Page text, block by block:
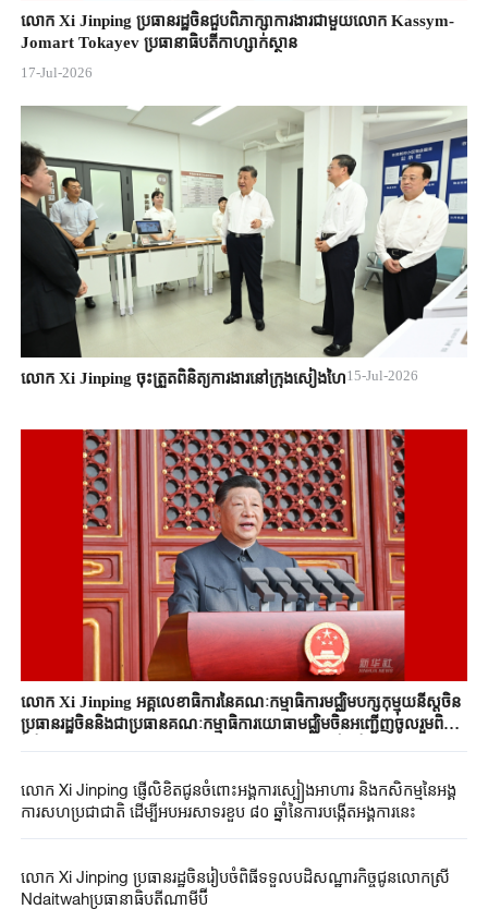
លោក Xi Jinping ប្រធានរដ្ឋចិន​ជួបពិភាក្សា​ការងារជាមួយ​លោក Kassym-
Jomart ​Tokayev ​ប្រធានាធិបតី​កាហ្សាក់ស្ថាន​
17-Jul-2026
លោក Xi Jinping ចុះត្រួតពិនិត្យការងារនៅក្រុងសៀងហៃ15-Jul-2026
លោក Xi Jinping អគ្គលេខាធិការនៃគណៈកម្មាធិការមជ្ឈិមបក្សកុម្មុយនីស្តចិន
ប្រធានរដ្ឋចិននិងជាប្រធានគណៈកម្មាធិការយោធាមជ្ឈិមចិនអញ្ជើញចូលរួមពិធី
ថ្លែងសុន្ទរកថាគន្លឹះ
លោក Xi Jinping ផ្ញើលិខិតជូន​ចំពោះ​អង្គការស្បៀងអាហារ និងកសិកម្មនៃអង្គ
ការសហប្រជាជាតិ ដើម្បី​អបអរសាទរខួប ៨០ ឆ្នាំនៃ​ការបង្កើត​​អង្គការ​នេះ​
លោក Xi Jinping ប្រធាន​រដ្ឋ​ចិនរៀបចំ​ពិធីទទួលបដិសណ្ឋារកិច្ច​ជូន​លោកស្រី​
Ndaitwah​ប្រធានាធិបតី​ណាមីប៊ី